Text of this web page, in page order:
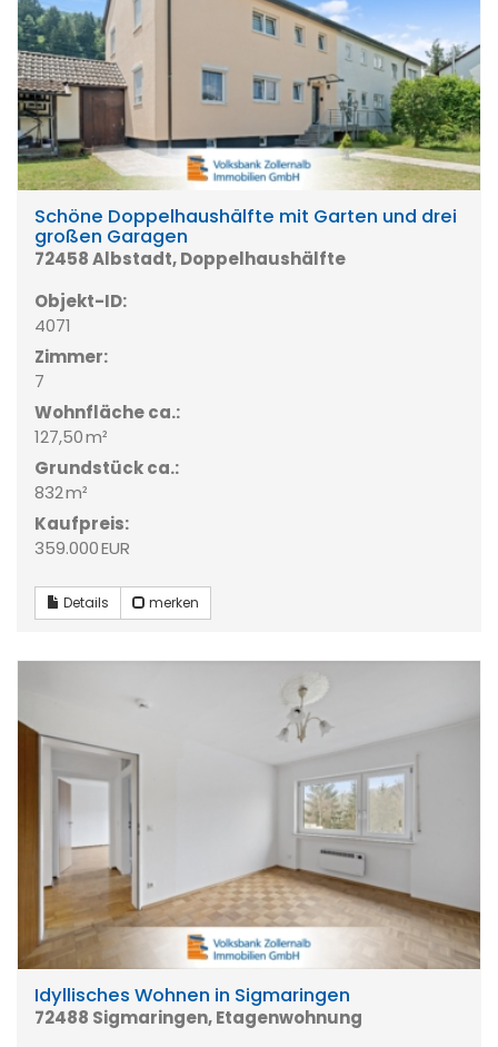
Schöne Doppelhaushälfte mit Garten und drei
großen Garagen
72458 Albstadt, Doppelhaushälfte
Objekt-ID:
4071
Zimmer:
7
Wohnfläche ca.:
127,50 m²
Grund­stück ca.:
832 m²
Kaufpreis:
359.000 EUR
Details merken
Idyllisches Wohnen in Sigmaringen
72488 Sigmaringen, Etagenwohnung